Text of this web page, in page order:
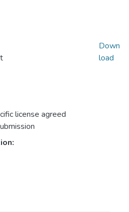
license agreed
Down
load